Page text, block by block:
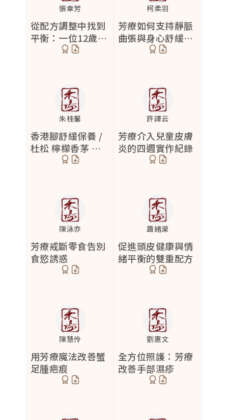
從配方調整中找到
平衡：一位12歲個
案肌膚問題的芳療
張幸芳
芳療如何支持靜脈
曲張與身心舒緩的
雙重修復
柯柔羽
香港腳舒緩保養 /
杜松 檸檬香茅 芳
療配方分析
朱桂馨
芳療介入兒童皮膚
炎的四週實作紀錄
許譯云
芳療戒斷零食告別
食慾誘惑
陳泳亦
促進頭皮健康與情
緒平衡的雙重配方
蕭緒瀠
用芳療魔法改善蟹
足腫疤痕
陳慧伶
全方位照護：芳療
改善手部濕疹
劉惠文